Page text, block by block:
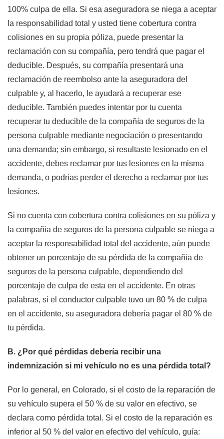
100% culpa de ella. Si esa aseguradora se niega a aceptar
la responsabilidad total y usted tiene cobertura contra
colisiones en su propia póliza, puede presentar la
reclamación con su compañía, pero tendrá que pagar el
deducible. Después, su compañía presentará una
reclamación de reembolso ante la aseguradora del
culpable y, al hacerlo, le ayudará a recuperar ese
deducible. También puedes intentar por tu cuenta
recuperar tu deducible de la compañía de seguros de la
persona culpable mediante negociación o presentando
una demanda; sin embargo, si resultaste lesionado en el
accidente, debes reclamar por tus lesiones en la misma
demanda, o podrías perder el derecho a reclamar por tus
lesiones.
Si no cuenta con cobertura contra colisiones en su póliza y
la compañía de seguros de la persona culpable se niega a
aceptar la responsabilidad total del accidente, aún puede
obtener un porcentaje de su pérdida de la compañía de
seguros de la persona culpable, dependiendo del
porcentaje de culpa de esta en el accidente. En otras
palabras, si el conductor culpable tuvo un 80 % de culpa
en el accidente, su aseguradora debería pagar el 80 % de
tu pérdida.
B. ¿Por qué pérdidas debería recibir una
indemnización si mi vehículo no es una pérdida total?
Por lo general, en Colorado, si el costo de la reparación de
su vehículo supera el 50 % de su valor en efectivo, se
declara como pérdida total. Si el costo de la reparación es
inferior al 50 % del valor en efectivo del vehículo, guía: